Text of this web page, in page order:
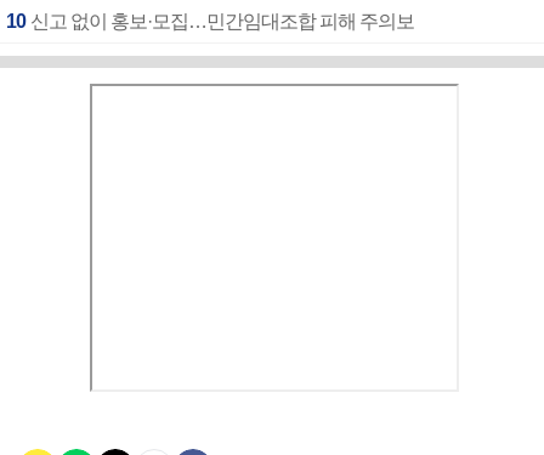
10 신고 없이 홍보·모집…민간임대조합 피해 주의보